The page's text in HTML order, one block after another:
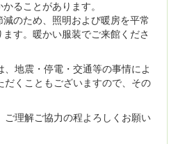
ることがあります。
のため、照明および暖房を平常
す。暖かい服装でご来館くださ
地震・停電・交通等の事情によ
だくこともございますので、その
ご理解ご協力の程よろしくお願い